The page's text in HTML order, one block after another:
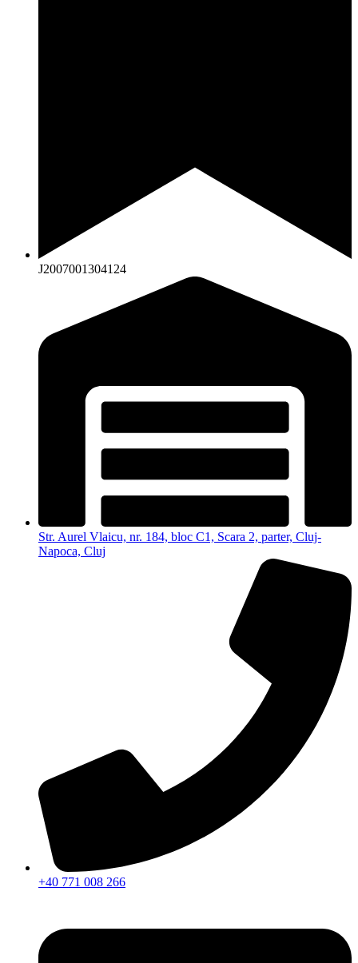
J2007001304124
Str. Aurel Vlaicu, nr. 184, bloc C1, Scara 2, parter, Cluj-
Napoca, Cluj
+40 771 008 266